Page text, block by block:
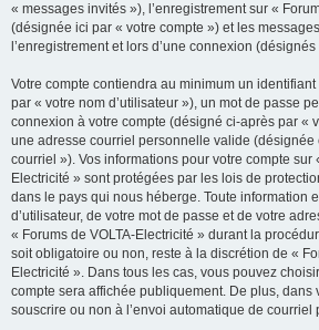
« messages invités »), l’enregistrement sur «
(désignée ici par « votre compte ») et les
l’enregistrement et lors d’une connexion
Votre compte contiendra au minimum un
par « votre nom d’utilisateur »), un mot de passe
connexion à votre compte (désigné ci-après par «
une adresse courriel personnelle valide (désignée
courriel »). Vos informations pour votre compte sur
Electricité » sont protégées par les lois de
dans le pays qui nous héberge. Toute information
d’utilisateur, de votre mot de passe et de votre
« Forums de VOLTA-Electricité » durant la
soit obligatoire ou non, reste à la discrétion de «
Electricité ». Dans tous les cas, vous pouvez
compte sera affichée publiquement. De plus, dans
souscrire ou non à l’envoi automatique de courriel